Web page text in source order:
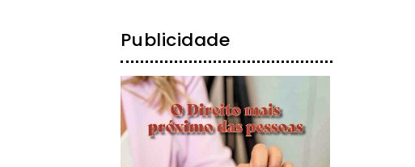
Publicidade